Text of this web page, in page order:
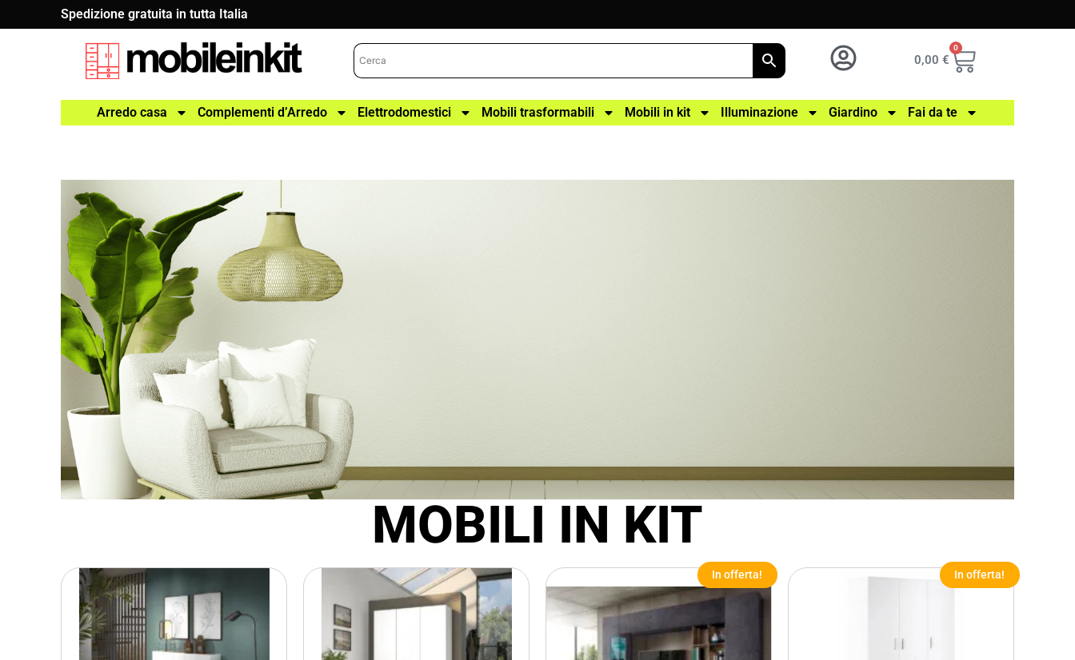
Spedizione gratuita in tutta Italia
0,00 €
0
Arredo casa Complementi d’Arredo Elettrodomestici Mobili trasformabili Mobili in kit Illuminazione Giardino Fai da te
HOME
FURNITURE
30% 0FF
MOBILI IN KIT
In offerta! In offerta!